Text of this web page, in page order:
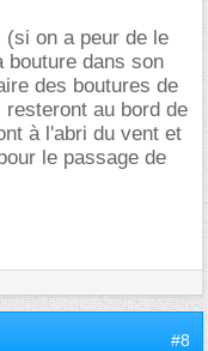
on a peur de le
bouture dans son
des boutures de
au bord de
à l'abri du vent et
le passage de
#8